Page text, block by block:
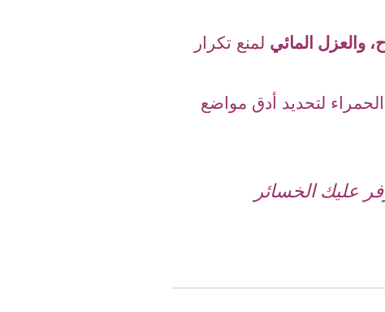
والعزل المائي لمنع تكرار
لتحديد أدق مواضع
عليك الخسائر